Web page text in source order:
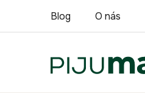
Blog O nás